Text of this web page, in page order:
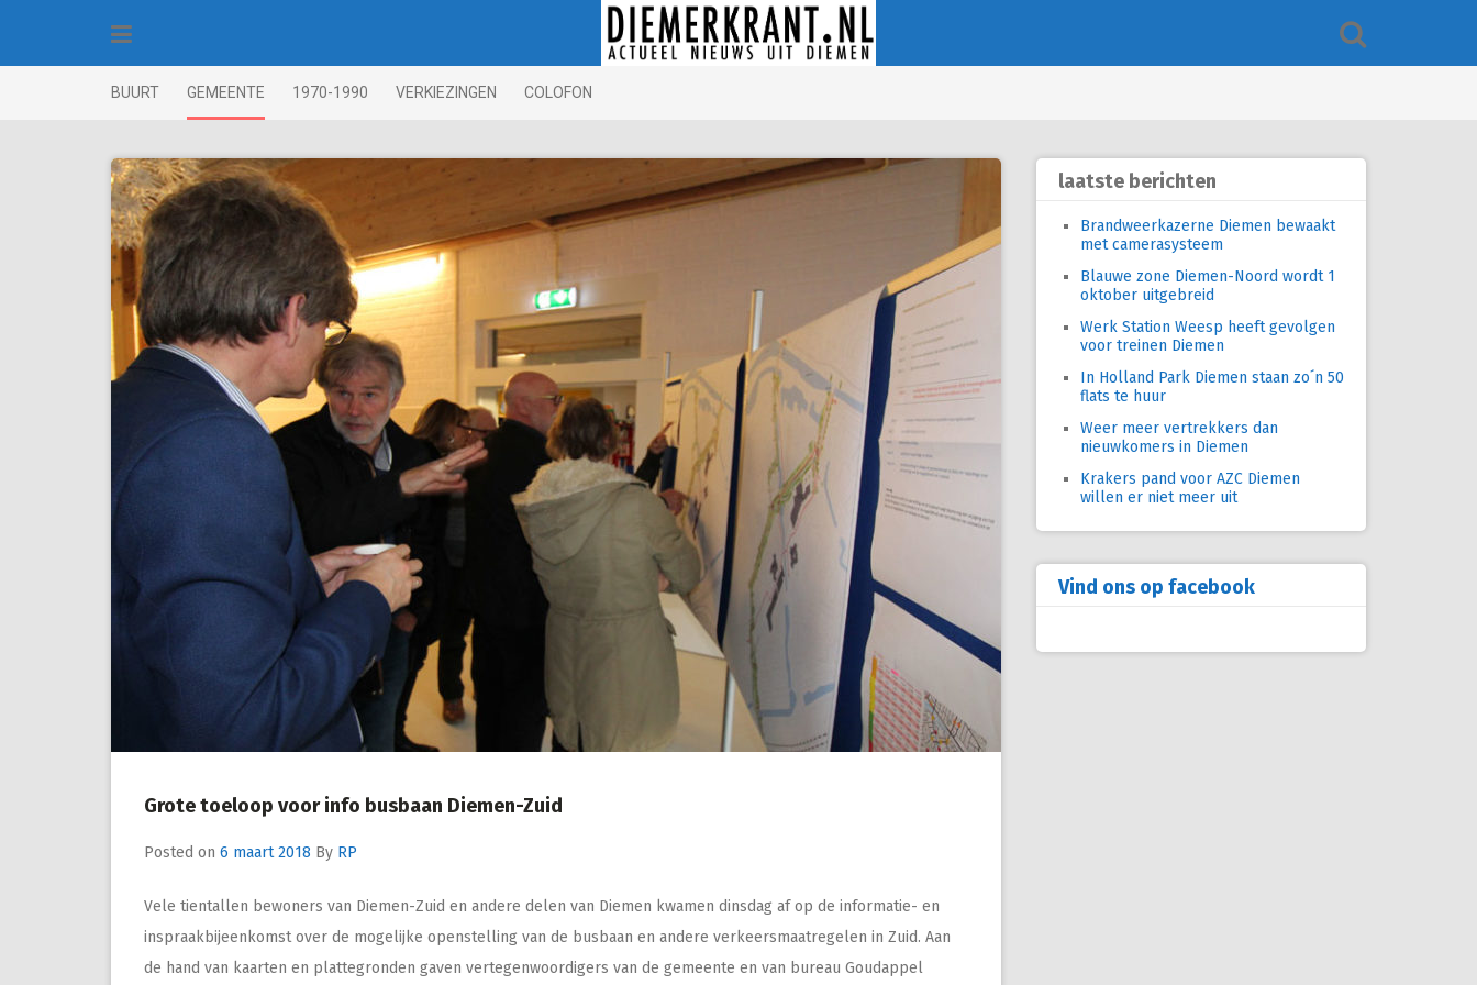
BUURT GEMEENTE 1970-1990 VERKIEZINGEN COLOFON
Grote toeloop voor info busbaan Diemen-Zuid
Posted on 6 maart 2018 By RP
Vele tientallen bewoners van Diemen-Zuid en andere delen van Diemen kwamen dinsdag af op de informatie- en
inspraakbijeenkomst over de mogelijke openstelling van de busbaan en andere verkeersmaatregelen in Zuid. Aan
de hand van kaarten en plattegronden gaven vertegenwoordigers van de gemeente en van bureau Goudappel
laatste berichten
Brandweerkazerne Diemen bewaakt
met camerasysteem
Blauwe zone Diemen-Noord wordt 1
oktober uitgebreid
Werk Station Weesp heeft gevolgen
voor treinen Diemen
In Holland Park Diemen staan zo´n 50
flats te huur
Weer meer vertrekkers dan
nieuwkomers in Diemen
Krakers pand voor AZC Diemen
willen er niet meer uit
Vind ons op facebook